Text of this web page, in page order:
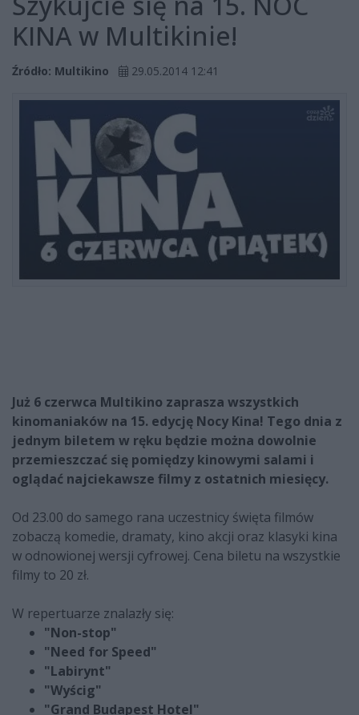
KINA w Multikinie!
Źródło: Multikino 29.05.2014 12:41
Już 6 czerwca Multikino zaprasza wszystkich
kinomaniaków na 15. edycję Nocy Kina! Tego dnia z
jednym biletem w ręku będzie można dowolnie
przemieszczać się pomiędzy kinowymi salami i
oglądać najciekawsze filmy z ostatnich miesięcy.
Od 23.00 do samego rana uczestnicy święta filmów
zobaczą komedie, dramaty, kino akcji oraz klasyki kina
w odnowionej wersji cyfrowej. Cena biletu na wszystkie
filmy to 20 zł.
W repertuarze znalazły się:
"Non-stop"
"Need for Speed"
"Labirynt"
"Wyścig"
"Grand Budapest Hotel"